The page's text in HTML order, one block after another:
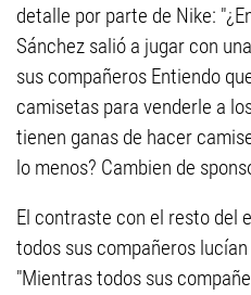
detalle por parte de Nike:
Sánchez salió a jugar con
sus compañeros Entiendo
camisetas para venderle a
tienen ganas de hacer
lo menos? Cambien de
El contraste con el resto del
todos sus compañeros
"Mientras todos sus